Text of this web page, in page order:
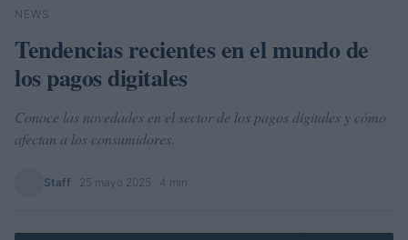
Buscar
NEWS
Tendencias recientes en el mundo de
los pagos digitales
Conoce las novedades en el sector de los pagos digitales y cómo
afectan a los consumidores.
Staff 25 mayo 2025 · 4 min